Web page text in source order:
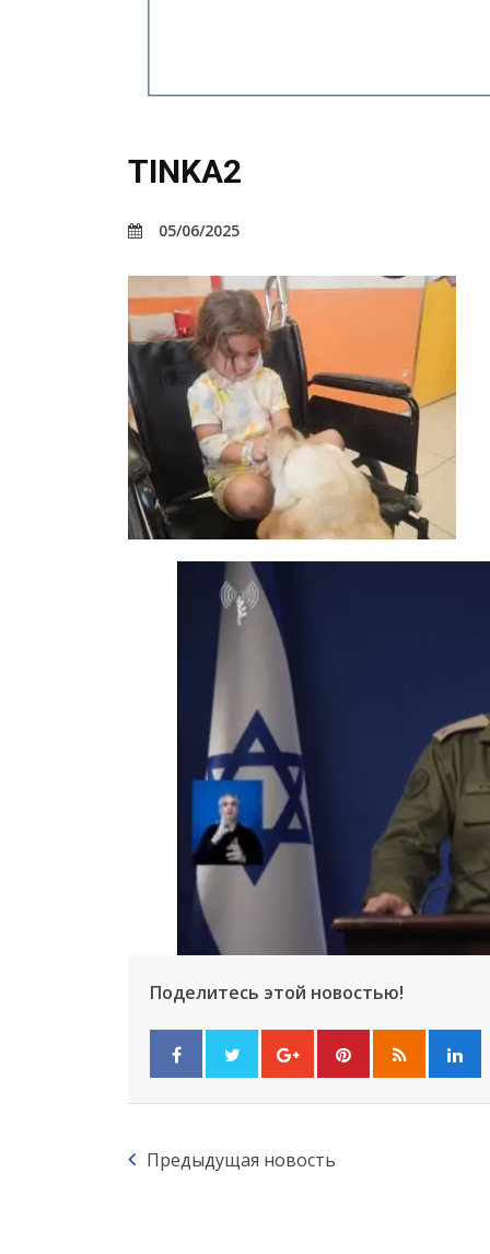
TINKA2
05/06/2025
Поделитесь этой новостью!
Предыдущая новость